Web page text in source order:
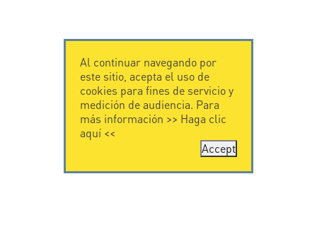
Al continuar navegando por
este sitio, acepta el uso de
cookies para fines de servicio y
medición de audiencia. Para
más información >> Haga clic
aquí<<
Accept